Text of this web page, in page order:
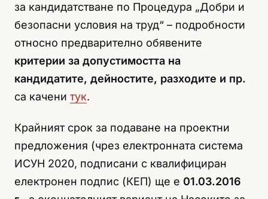
за кандидатстване по Процедура „Добри и
безопасни условия на труд“ – подробности
относно предварително обявените
критерии за допустимостта на
кандидатите, дейностите, разходите и пр.
са качени тук.
Крайният срок за подаване на проектни
предложения (чрез електронната система
ИСУН 2020, подписани с квалифициран
електронен подпис (КЕП) ще е 01.03.2016